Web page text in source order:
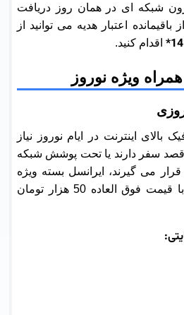
شبکه ای در همان روز دریافت
اعتبار هدیه می توانید از
اقدام کنید.
ویژه نوروز
بالای اینترنت در ایام نوروز نیاز
قصد سفر دارند یا تحت پوشش شبکه
های پرسرعت 3G و 4G قرار می گیرند، ایرانسل بسته ویژه
50 گیگابایتی نوروزی را با قیمت فوق العاده 50 هزار تومان